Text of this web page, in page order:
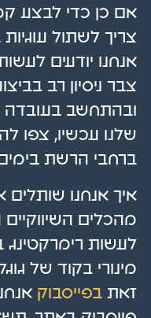
אם כן כדי לבצע
צריך לשתול
צבר ניסיון רב
ובהתחשב
שלנו עכשיו, צפו
ברחבי הרשת
איך אנחנו
מהכלים
לעשות רימרקטינג
מינורי בקוד של
זאת בפייסבוק